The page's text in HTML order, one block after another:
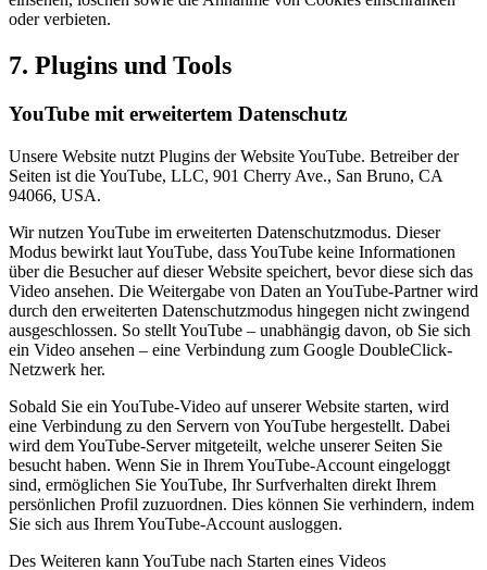
oder verbieten.
7. Plugins und Tools
YouTube mit erweitertem Datenschutz
Unsere Website nutzt Plugins der Website YouTube. Betreiber der
Seiten ist die YouTube, LLC, 901 Cherry Ave., San Bruno, CA
94066, USA.
Wir nutzen YouTube im erweiterten Datenschutzmodus. Dieser
Modus bewirkt laut YouTube, dass YouTube keine Informationen
über die Besucher auf dieser Website speichert, bevor diese sich das
Video ansehen. Die Weitergabe von Daten an YouTube-Partner wird
durch den erweiterten Datenschutzmodus hingegen nicht zwingend
ausgeschlossen. So stellt YouTube – unabhängig davon, ob Sie sich
ein Video ansehen – eine Verbindung zum Google DoubleClick-
Netzwerk her.
Sobald Sie ein YouTube-Video auf unserer Website starten, wird
eine Verbindung zu den Servern von YouTube hergestellt. Dabei
wird dem YouTube-Server mitgeteilt, welche unserer Seiten Sie
besucht haben. Wenn Sie in Ihrem YouTube-Account eingeloggt
sind, ermöglichen Sie YouTube, Ihr Surfverhalten direkt Ihrem
persönlichen Profil zuzuordnen. Dies können Sie verhindern, indem
Sie sich aus Ihrem YouTube-Account ausloggen.
Des Weiteren kann YouTube nach Starten eines Videos